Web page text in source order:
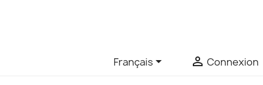
Français  Connexion